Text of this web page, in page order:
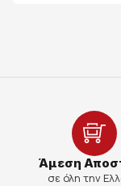
Άμεση
σε όλη την